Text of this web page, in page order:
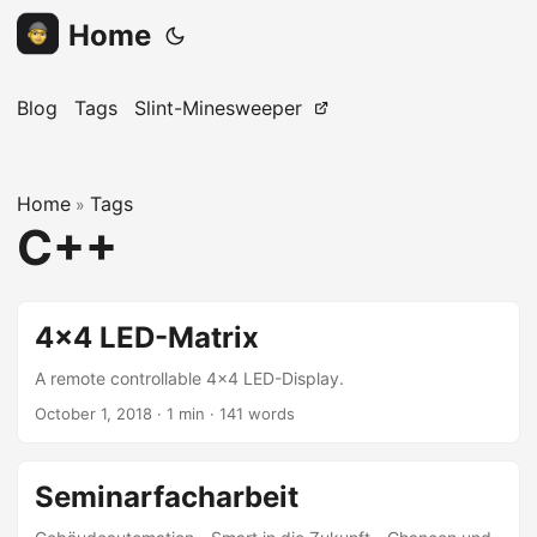
Home
Blog Tags Slint-Minesweeper
Home » Tags
C++
4x4 LED-Matrix
A remote controllable 4x4 LED-Display.
October 1, 2018 · 1 min · 141 words
Seminarfacharbeit